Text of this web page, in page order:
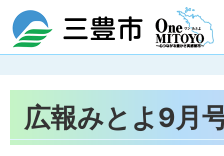
広報みとよ9月